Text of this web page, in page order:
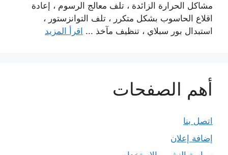
مشاكل الحرارة الزائدة ، تلف معالج الرسوم ، إعادة
اقلاع الحاسوب بشكل متكرر ، تلف التوانزستور ،
استبدال بور سبلاي ، تنظيف مآخذ ... اقرأ المزيد
أهم الصفحات
اتصل بنا
إضافة إعلان